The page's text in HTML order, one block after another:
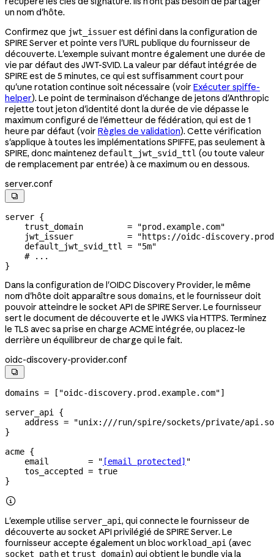
un nom d'hôte.
Confirmez que jwt_issuerest défini dans la configuration de
SPIRE Server et pointe vers l'URL publique du fournisseur de
découverte. L'exemple suivant montre également une durée de
vie par défaut des JWT-SVID. La valeur par défaut intégrée de
SPIRE est de 5 minutes, ce qui est suffisamment court pour
qu'une rotation continue soit nécessaire (voir Exécuter spiffe-
helper). Le point de terminaison d'échange de jetons d'Anthropic
rejette tout jeton d'identité dont la durée de vie dépasse le
maximum configuré de l'émetteur de fédération, qui est de 1
heure par défaut (voir Règles de validation). Cette vérification
s'applique à toutes les implémentations SPIFFE, pas seulement à
SPIRE, donc maintenez default_jwt_svid_ttl (ou toute valeur
de remplacement par entrée) à ce maximum ou en dessous.
server.conf

server {
    trust_domain         = "prod.example.com"
jwt_issuer           = "https://oidc-
    default_jwt_svid_ttl = "5m"
    # ...
}
Dans la configuration de l'OIDC Discovery Provider, le même
nom d'hôte doit apparaître sous domains, et le fournisseur doit
pouvoir atteindre le socket API de SPIRE Server. Le fournisseur
sert le document de découverte et le JWKS via HTTPS. Terminez
le TLS avec sa prise en charge ACME intégrée, ou placez-le
derrière un équilibreur de charge qui le fait.
oidc-discovery-provider.conf

domains = ["oidc-discovery.prod.example.com"]
server_api {
address = "unix:///run/spire/sockets/private/
}
acme {
    email        = "
[email protected] "
    tos_accepted = true
}

L'exemple utilise server_api, qui connecte le fournisseur de
découverte au socket API privilégié de SPIRE Server. Le
fournisseur accepte également un bloc workload_api (avec
socket_pathettrust_domain) qui obtient le bundle via la